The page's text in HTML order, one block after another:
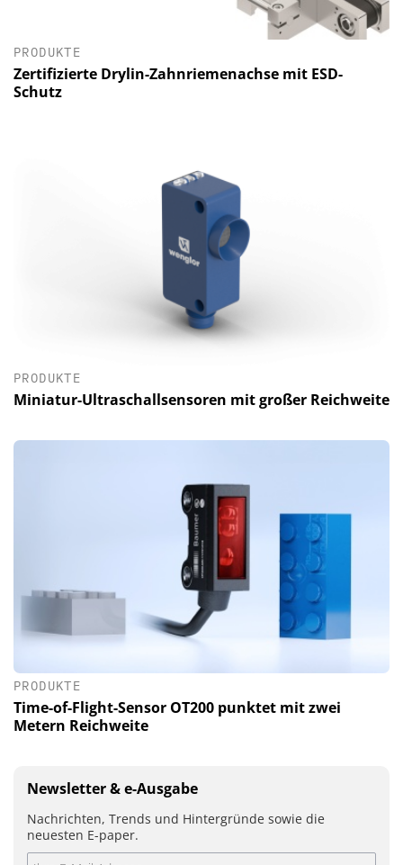
PRODUKTE
Zertifizierte Drylin-Zahnriemenachse mit ESD-
Schutz
PRODUKTE
Miniatur-Ultraschallsensoren mit großer Reichweite
PRODUKTE
Time-of-Flight-Sensor OT200 punktet mit zwei
Metern Reichweite
Newsletter & e-Ausgabe
Nachrichten, Trends und Hintergründe sowie die
neuesten E-paper.